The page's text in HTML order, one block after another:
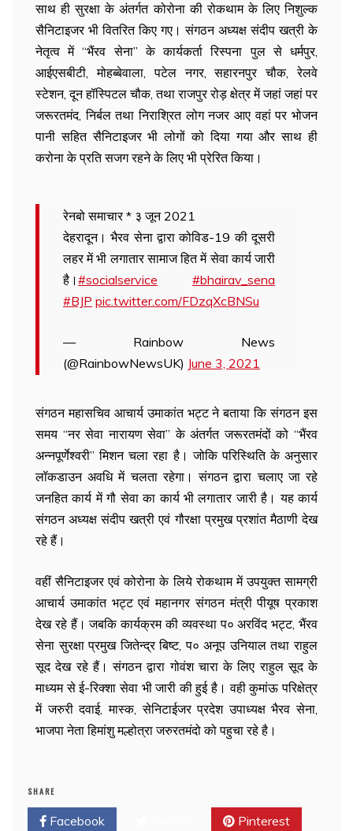
साथ ही सुरक्षा के अंतर्गत कोरोना की रोकथाम के लिए निशुल्क
सैनिटाइजर भी वितरित किए गए। संगठन अध्यक्ष संदीप खत्री के
नेतृत्व में “भैंरव सेना” के कार्यकर्ता रिस्पना पुल से धर्मपुर,
आईएसबीटी, मोहब्बेवाला, पटेल नगर, सहारनपुर चौक, रेलवे
स्टेशन, दून हॉस्पिटल चौक, तथा राजपुर रोड़ क्षेत्र में जहां जहां पर
जरूरतमंद, निर्बल तथा निराश्रित लोग नजर आए वहां पर भोजन
पानी सहित सैनिटाइजर भी लोगों को दिया गया और साथ ही
करोना के प्रति सजग रहने के लिए भी प्रेरित किया।
रेनबो समाचार * ३ जून 2021
देहरादून। भैरव सेना द्वारा कोविड-19 की दूसरी
लहर में भी लगातार सामाज हित में सेवा कार्य जारी
है। #socialservice
#bhairav_sena
#BJP pic.twitter.com/FDzqXcBNSu
— Rainbow News
(@RainbowNewsUK) June 3, 2021
संगठन महासचिव आचार्य उमाकांत भट्ट ने बताया कि संगठन इस
समय “नर सेवा नारायण सेवा” के अंतर्गत जरूरतमंदों को “भैंरव
अन्नपूर्णेश्वरी” मिशन चला रहा है। जोकि परिस्थिति के अनुसार
लॉकडाउन अवधि में चलता रहेगा। संगठन द्वारा चलाए जा रहे
जनहित कार्य में गौ सेवा का कार्य भी लगातार जारी है। यह कार्य
संगठन अध्यक्ष संदीप खत्री एवं गौरक्षा प्रमुख प्रशांत मैठाणी देख
रहे हैं।
वहीं सैनिटाइजर एवं कोरोना के लिये रोकथाम में उपयुक्त सामग्री
आचार्य उमाकांत भट्ट एवं महानगर संगठन मंत्री पीयूष प्रकाश
देख रहे हैं। जबकि कार्यक्रम की व्यवस्था प० अरविंद भट्ट, भैंरव
सेना सुरक्षा प्रमुख जितेन्द्र बिष्ट, प० अनूप उनियाल तथा राहुल
सूद देख रहे हैं। संगठन द्वारा गोवंश चारा के लिए राहुल सूद के
माध्यम से ई-रिक्शा सेवा भी जारी की हुई है। वही कुमांऊ परिक्षेत्र
में जरुरी दवाई, मास्क, सेनिटाईजर प्रदेश उपाध्यक्ष भैरव सेना,
भाजपा नेता हिमांशु मल्होत्रा जरुरतमंदो को पहुचा रहे है।
SHARE
Facebook Pinterest